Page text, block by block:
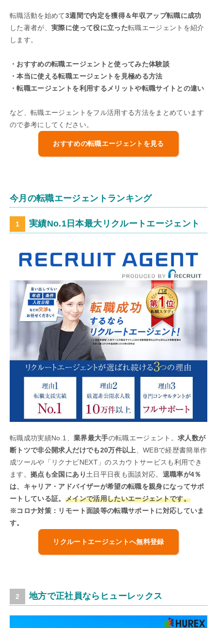
転職活動を始めて3週間で内定を獲得＆年収アップ転職に成功
した著者が、実際に使って役に立った転職エージェントを紹介
します。
・おすすめの転職エージェントと使ってみた体験談
・本当に使える転職エージェントを見極める方法
・転職エージェントを利用するメリットや転職サイトとの違い
など、転職エージェントをフル活用する方法をまとめています
ので参考にしてください。
おすすめの転職エージェントを見る
今月の転職エージェントランキング
実績No.1日本最大リクルートエージェント
転職成功実績No.1、 業界最大手の転職エージェント。求人数が
断トツで非公開求人だけでも20万件以上
、WEBで経歴書簡単作
成ツールや「リクナビNEXT」のスカウトサービスも利用でき
ます。拠点も全国にあり 土日平日夜も面談対応。 退職率が4％
は、キャリア・アドバイザーが希望の転職を親身になってサポ
ートしている証。 メインで活用したいエージェントです。
※コロナ対策：リモート面談等の転職サポートに対応していま
す。
リクルートエージェントへ無料登録
地方で正社員ならヒューレックス